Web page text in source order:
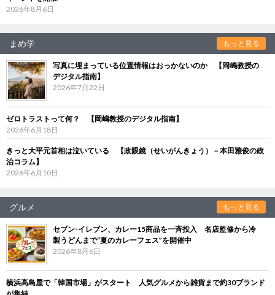
2026年8月6日
まめ学 もっと見る
写真に埋まっている位置情報はおっかないのか 【岡嶋教授の
デジタル指南】
2026年7月22日
ゼロトラストって何？ 【岡嶋教授のデジタル指南】
2026年6月18日
きっと大平元首相は泣いている 【政眼鏡（せいがんきょう）－本田雅俊の政
治コラム】
2026年6月10日
グルメ もっと見る
セブン‐イレブン、カレー15商品を一斉投入 名店監修から冷
製うどんまで“夏のカレーフェス”を開催中
2026年8月6日
横浜高島屋で「韓国市場」がスタート 人気グルメから雑貨まで約30ブランド